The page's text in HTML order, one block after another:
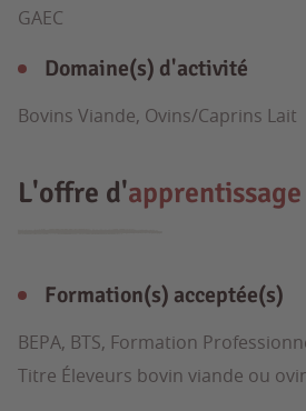
GAEC
Domaine(s) d'activité
Bovins Viande, Ovins/Caprins Lait
L'offre d'apprentissage
Formation(s) acceptée(s)
BEPA, BTS, Formation
Titre Éleveurs bovin viande ou